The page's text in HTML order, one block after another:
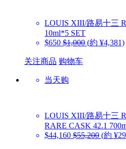
LOUIS XIII/路易十三
10ml*5 SET
$650 $1,000 (約 ¥4,381)
关注商品 购物车
当天购
LOUIS XIII/路易十三
RARE CASK 42.1
$44,160 $55,200 (約